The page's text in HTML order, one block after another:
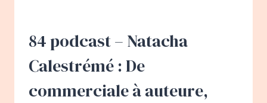
CHANGE
SA
VIE,
LA
84 podcast – Natacha
Calestrémé : De
commerciale à auteure,